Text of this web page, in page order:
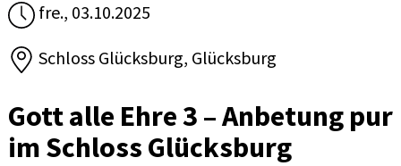
fre., 03.10.2025
Schloss Glücksburg, Glücksburg
Gott alle Ehre 3 – Anbetung pur
im Schloss Glücksburg